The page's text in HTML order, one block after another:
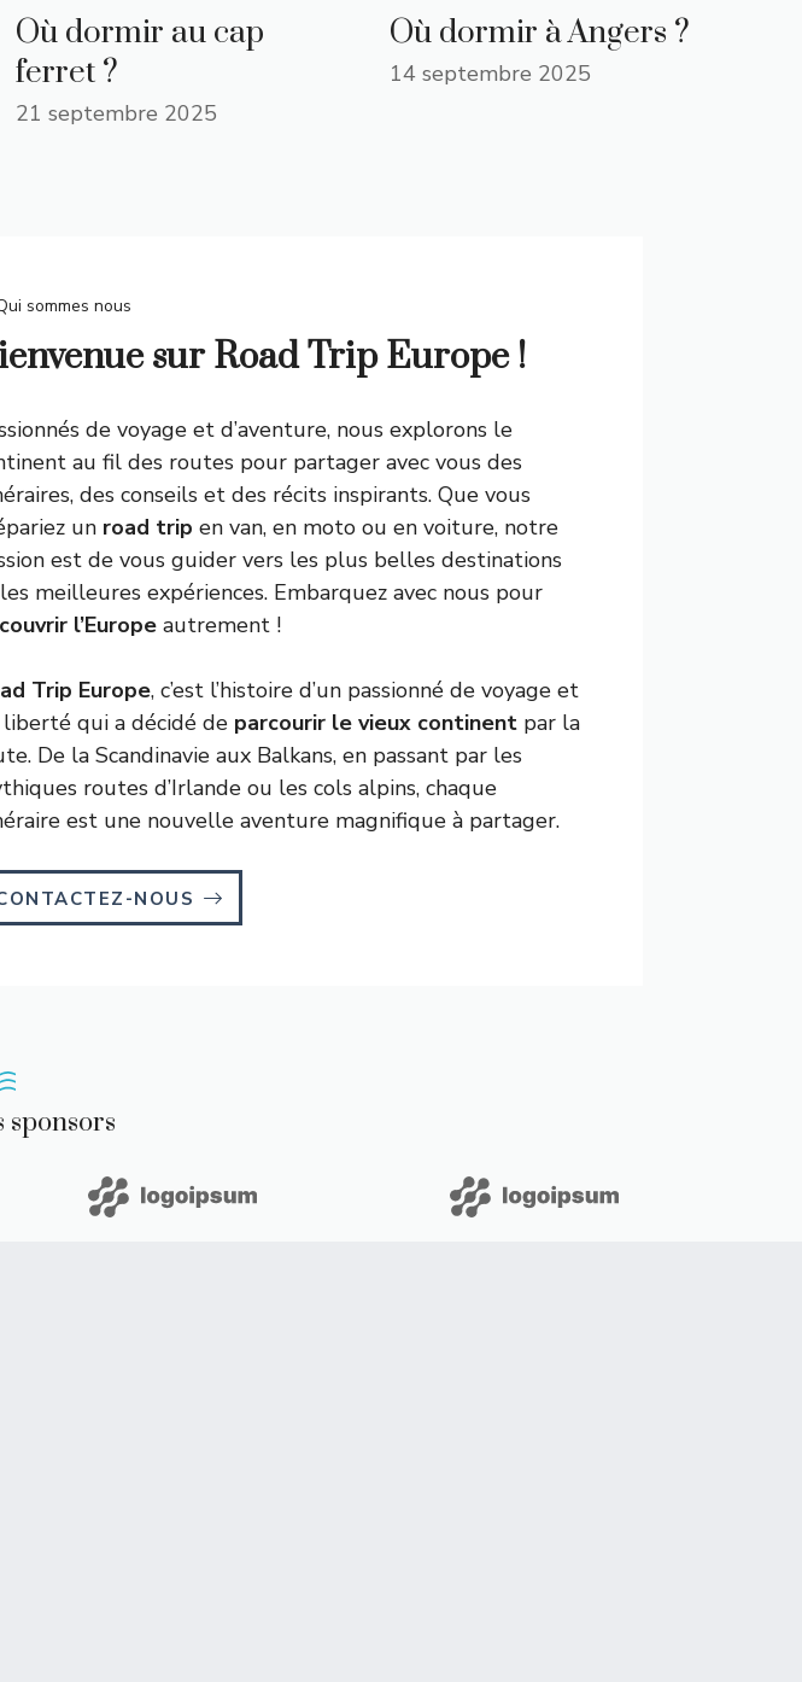
Où dormir au cap
ferret ?
21 septembre 2025
Où dormir à Angers ?
14 septembre 2025
sommes nous
sur Road Trip Europe !
de voyage et d’aventure, nous explorons le
au fil des routes pour partager avec vous des
des conseils et des récits inspirants. Que vous
un road trip en van, en moto ou en voiture, notre
est de vous guider vers les plus belles destinations
meilleures expériences. Embarquez avec nous pour
l’Europe autrement !
Trip Europe, c’est l’histoire d’un passionné de voyage et
qui a décidé de parcourir le vieux continent par la
De la Scandinavie aux Balkans, en passant par les
routes d’Irlande ou les cols alpins, chaque
est une nouvelle aventure magnifique à partager.
NOUS
sponsors